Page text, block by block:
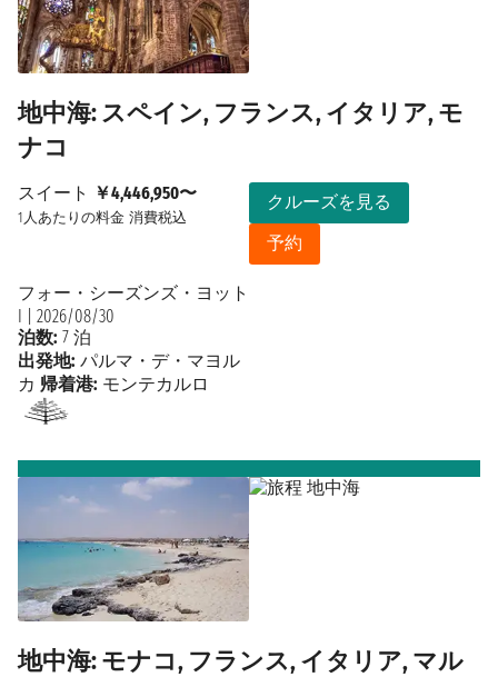
地中海: スペイン, フランス, イタリア, モ
ナコ
スイート ￥4,446,950〜
1人あたりの料金 消費税込
クルーズを見る
予約
フォー・シーズンズ・ヨット
I
2026/08/30
泊数: 7 泊
出発地: パルマ・デ・マヨル
カ 帰着港: モンテカルロ
地中海: モナコ, フランス, イタリア, マル